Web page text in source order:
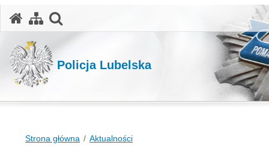
Policja Lubelska
Strona główna Aktualności